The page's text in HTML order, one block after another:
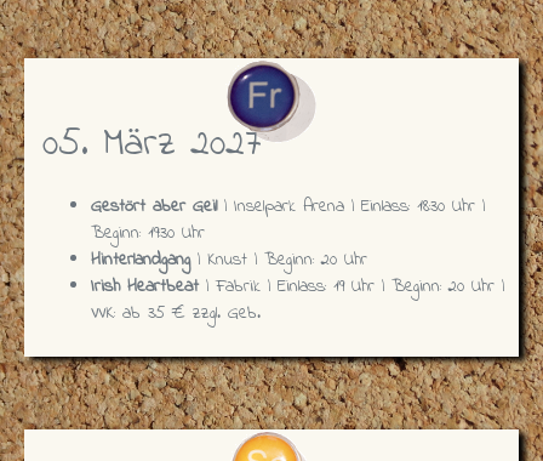
05. März 2027
Gestört aber Geil| Inselpark Arena | Einlass: 18:30 Uhr |
Beginn: 19:30 Uhr
Hinterlandgang| Knust | Beginn: 20 Uhr
Irish Heartbeat | Fabrik | Einlass: 19 Uhr | Beginn: 20 Uhr |
VVK: ab 35 € zzgl. Geb.